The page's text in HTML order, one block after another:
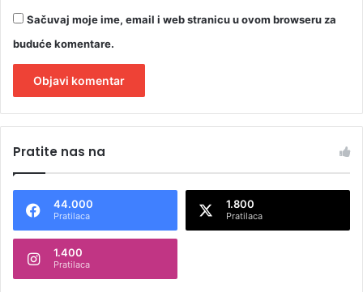
Sačuvaj moje ime, email i web stranicu u ovom browseru za
buduće komentare.
t
n
t
Pratite nas na
44.000
Pratilaca
1.800
Pratilaca
1.400
Pratilaca